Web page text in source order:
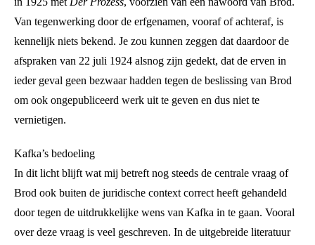
Van tegenwerking door de erfgenamen, vooraf of achteraf, is
kennelijk niets bekend. Je zou kunnen zeggen dat daardoor de
afspraken van 22 juli 1924 alsnog zijn gedekt, dat de erven in
ieder geval geen bezwaar hadden tegen de beslissing van Brod
om ook ongepubliceerd werk uit te geven en dus niet te
vernietigen.
Kafka’s bedoeling
In dit licht blijft wat mij betreft nog steeds de centrale vraag of
Brod ook buiten de juridische context correct heeft gehandeld
door tegen de uitdrukkelijke wens van Kafka in te gaan. Vooral
over deze vraag is veel geschreven. In de uitgebreide literatuur